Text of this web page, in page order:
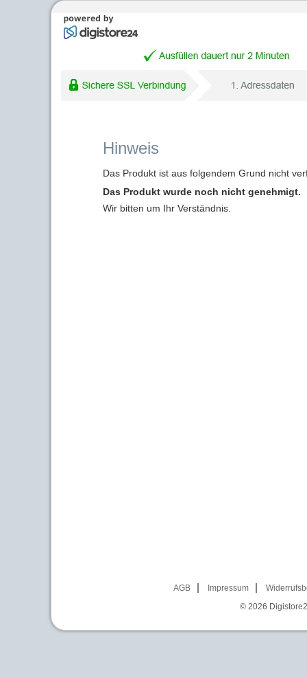
Hinweis
Das Produkt ist aus folgendem Grund nicht
Das Produkt wurde noch nicht genehmigt.
Wir bitten um Ihr Verständnis.
AGB Impressum
© 2026